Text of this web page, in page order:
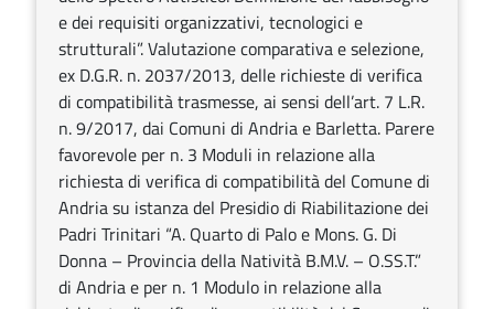
e dei requisiti organizzativi, tecnologici e
strutturali”. Valutazione comparativa e selezione,
ex D.G.R. n. 2037/2013, delle richieste di verifica
di compatibilità trasmesse, ai sensi dell’art. 7 L.R.
n. 9/2017, dai Comuni di Andria e Barletta. Parere
favorevole per n. 3 Moduli in relazione alla
richiesta di verifica di compatibilità del Comune di
Andria su istanza del Presidio di Riabilitazione dei
Padri Trinitari “A. Quarto di Palo e Mons. G. Di
Donna – Provincia della Natività B.M.V. – O.SS.T.”
di Andria e per n. 1 Modulo in relazione alla